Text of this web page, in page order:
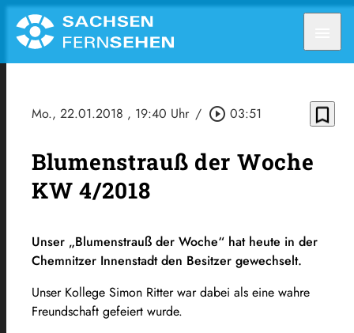
Mo., 22.01.2018 , 19:40 Uhr / play_circle_outline 03:51 bookmark_border
Blumenstrauß der Woche
KW 4/2018
Unser „Blumenstrauß der Woche“ hat heute in der
Chemnitzer Innenstadt den Besitzer gewechselt.
Unser Kollege Simon Ritter war dabei als eine wahre
Freundschaft gefeiert wurde.